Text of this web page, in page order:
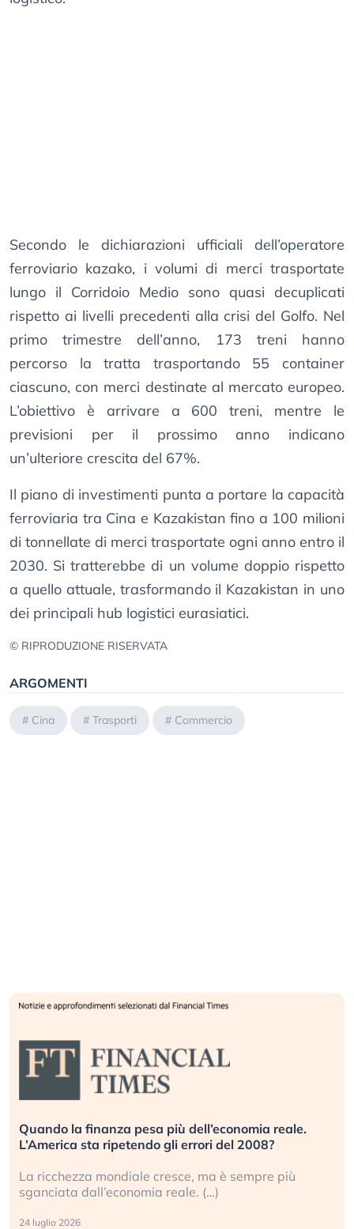
Secondo le dichiarazioni ufficiali dell’operatore
ferroviario kazako, i volumi di merci trasportate
lungo il Corridoio Medio sono quasi decuplicati
rispetto ai livelli precedenti alla crisi del Golfo. Nel
primo trimestre dell’anno, 173 treni hanno
percorso la tratta trasportando 55 container
ciascuno, con merci destinate al mercato europeo.
L’obiettivo è arrivare a 600 treni, mentre le
previsioni per il prossimo anno indicano
un’ulteriore crescita del 67%.
Il piano di investimenti punta a portare la capacità
ferroviaria tra Cina e Kazakistan fino a 100 milioni
di tonnellate di merci trasportate ogni anno entro il
2030. Si tratterebbe di un volume doppio rispetto
a quello attuale, trasformando il Kazakistan in uno
dei principali hub logistici eurasiatici.
© RIPRODUZIONE RISERVATA
ARGOMENTI
# Cina # Trasporti # Commercio
Quando la finanza pesa più dell’economia reale.
L’America sta ripetendo gli errori del 2008?
La ricchezza mondiale cresce, ma è sempre più
sganciata dall’economia reale. (…)
24 luglio 2026